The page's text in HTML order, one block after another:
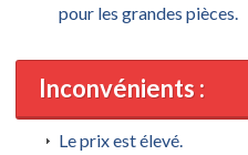
pour les grandes pièces.
Inconvénients :
Le prix est élevé.